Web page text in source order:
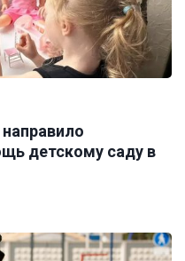
детскому саду в